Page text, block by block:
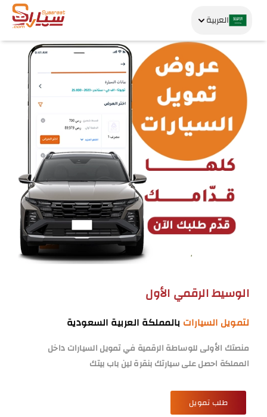
العربية
الوسيط الرقمي الأول
لتمويل السيارات بالمملكة العربية السعودية
منصتك الأولى للوساطة الرقمية في تمويل السيارات داخل
المملكة احصل على سيارتك بنقرة لين باب بيتك
طلب تمويل